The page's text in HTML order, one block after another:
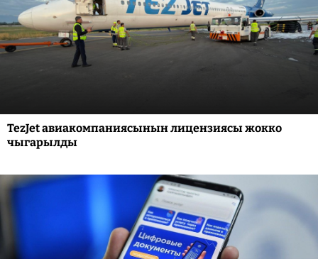
TezJet авиакомпаниясынын лицензиясы жокко
чыгарылды